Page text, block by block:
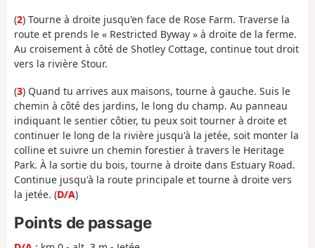
(2) Tourne à droite jusqu'en face de Rose Farm. Traverse la
route et prends le « Restricted Byway » à droite de la ferme.
Au croisement à côté de Shotley Cottage, continue tout droit
vers la rivière Stour.
(3) Quand tu arrives aux maisons, tourne à gauche. Suis le
chemin à côté des jardins, le long du champ. Au panneau
indiquant le sentier côtier, tu peux soit tourner à droite et
continuer le long de la rivière jusqu'à la jetée, soit monter la
colline et suivre un chemin forestier à travers le Heritage
Park. À la sortie du bois, tourne à droite dans Estuary Road.
Continue jusqu'à la route principale et tourne à droite vers
la jetée. (D/A)
Points de passage